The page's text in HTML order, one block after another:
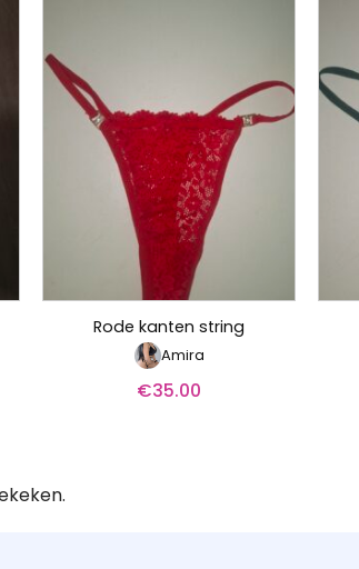
Rode kanten string
Amira
€35.00